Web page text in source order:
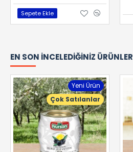
Sepete Ekle
EN SON İNCELEDIĞINIZ ÜRÜNLER
Yeni Ürün
Çok Satılanlar